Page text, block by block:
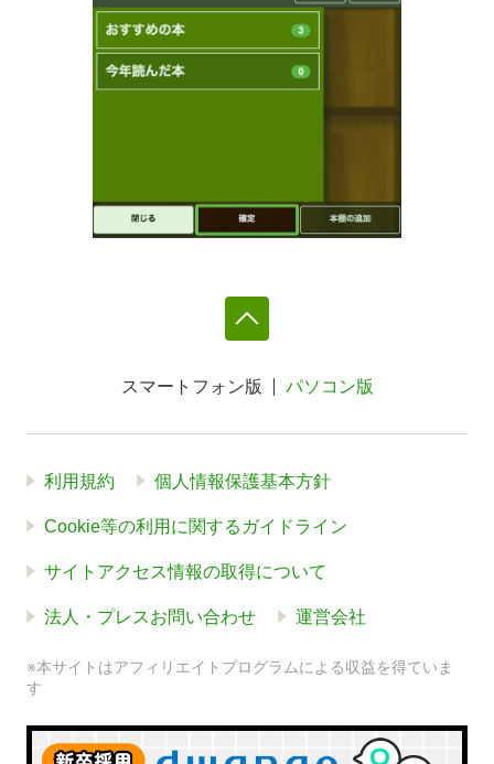
スマートフォン版 パソコン版
利用規約 個人情報保護基本方針
Cookie等の利用に関するガイドライン
サイトアクセス情報の取得について
法人・プレスお問い合わせ 運営会社
※本サイトはアフィリエイトプログラムによる収益を得ていま
す